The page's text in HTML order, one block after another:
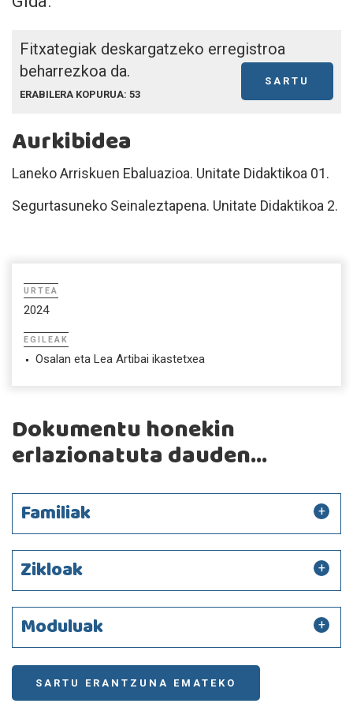
Fitxategiak deskargatzeko erregistroa
beharrezkoa da.
SARTU
ERABILERA KOPURUA: 53
Aurkibidea
Laneko Arriskuen Ebaluazioa. Unitate Didaktikoa 01.
Segurtasuneko Seinaleztapena. Unitate Didaktikoa 2.
URTEA
2024
EGILEAK
Osalan eta Lea Artibai ikastetxea
Dokumentu honekin
erlazionatuta dauden...
Familiak
Zikloak
Moduluak
SARTU ERANTZUNA EMATEKO